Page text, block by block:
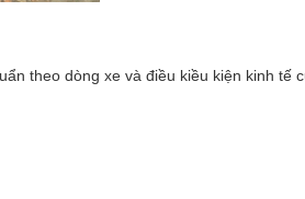
theo dòng xe và điều kiều kiện kinh tế